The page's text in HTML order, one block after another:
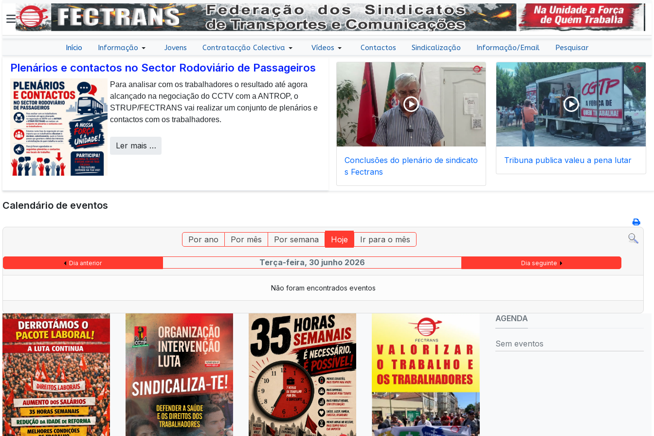
Início Informação Jovens Contratacção Colectiva Vídeos Contactos Sindicalização Informação/Email Pesquisar
Plenários e contactos no Sector Rodoviário de Passageiros
Para analisar com os trabalhadores o resultado até agora
alcançado na negociação do CCTV com a ANTROP, o
STRUP/FECTRANS vai realizar um conjunto de plenários e
contactos com os trabalhadores.
Ler mais …
E não posso […] deixar de dar uma nota de agradecimento
aos colaboradores da CP que, todos os dias, enfrentam com
sucesso os desafios operacionais de manutenção inerentes
a uma frota tão envelhecida.
Call Centers
Conclusões do plenário de sindicato
s Fectrans
Tribuna publica valeu a pena lutar
Calendário de eventos
Por ano Por mês Por semana Hoje Ir para o mês
Dia anterior Terça-feira, 30 junho 2026 Dia seguinte
Não foram encontrados eventos
AGENDA
Sem eventos